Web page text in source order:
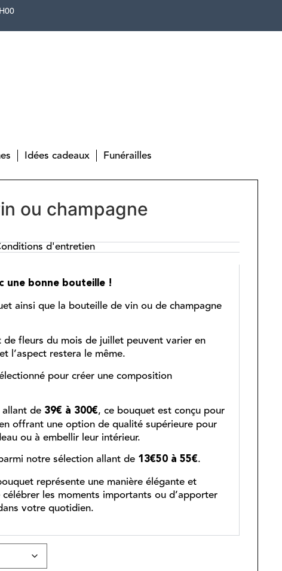
Idées cadeaux Funérailles
ou champagne
d'entretien
une bonne bouteille !
ainsi que la bouteille de vin ou de champagne
fleurs du mois de juillet peuvent varier en
l’aspect restera le même.
pour créer une composition
de39€ à 300€, ce bouquet est conçu pour
offrant une option de qualité supérieure pour
ou à embellir leur intérieur.
notre sélection allant de 13€50 à 55€.
représente une manière élégante et
les moments importants ou d’apporter
votre quotidien.